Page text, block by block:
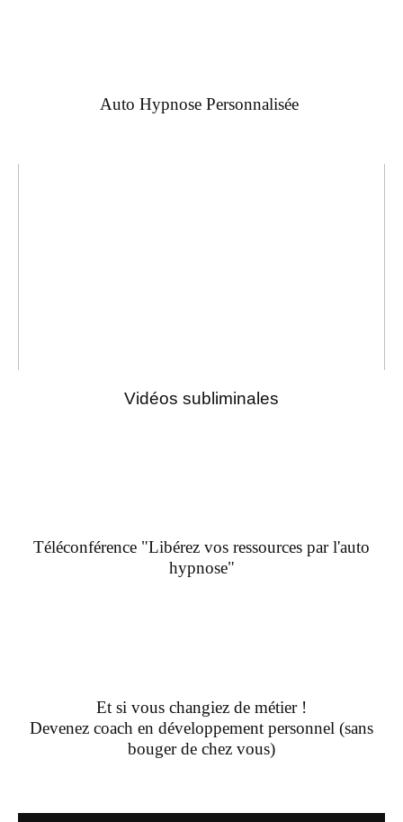
Auto Hypnose Personnalisée
Vidéos subliminales
Téléconférence "Libérez vos ressources par l'auto
hypnose"
Et si vous changiez de métier !
Devenez coach en développement personnel (sans
bouger de chez vous)